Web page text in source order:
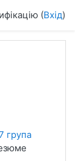
(Вхід)
група